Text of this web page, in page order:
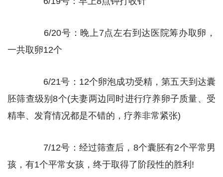
6/20号：晚上7点左右到达医院筹办取卵，
一共取卵12个
6/21号：12个卵泡成功受精，第五天到达囊
胚筛查级别8个(夫妻两边同时进行疗养卵子质量、受
精率、发育情况都是不错的，疗养非常紧张)
7/12号：经过筛查后，8个囊胚有2个平常男
孩，有1个平常女孩，终于取得了阶段性的胜利!